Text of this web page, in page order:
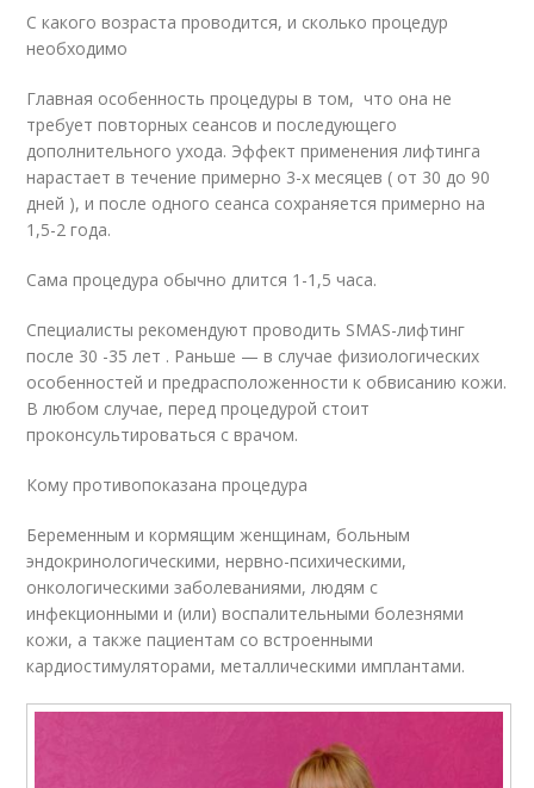
С какого возраста проводится, и сколько процедур
необходимо
Главная особенность процедуры в том, что она не
требует повторных сеансов и последующего
дополнительного ухода. Эффект применения лифтинга
нарастает в течение примерно 3-х месяцев ( от 30 до 90
дней ), и после одного сеанса сохраняется примерно на
1,5-2 года.
Сама процедура обычно длится 1-1,5 часа.
Специалисты рекомендуют проводить SMAS-лифтинг
после 30 -35 лет . Раньше — в случае физиологических
особенностей и предрасположенности к обвисанию кожи.
В любом случае, перед процедурой стоит
проконсультироваться с врачом.
Кому противопоказана процедура
Беременным и кормящим женщинам, больным
эндокринологическими, нервно-психическими,
онкологическими заболеваниями, людям с
инфекционными и (или) воспалительными болезнями
кожи, а также пациентам со встроенными
кардиостимуляторами, металлическими имплантами.